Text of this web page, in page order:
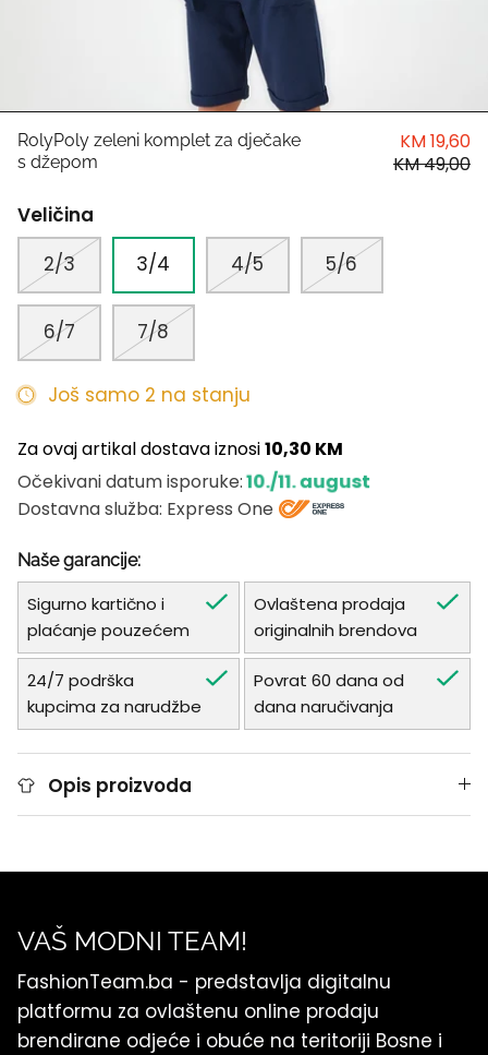
LIU JO
Harvard
RolyPoly zeleni komplet za dječake
s džepom
KM 19,60
KM 49,00
Veličina
2/3
3/4 4/5 5/6
6/7 7/8
Još samo 2 na stanju
Za ovaj artikal dostava iznosi10,30 KM
Očekivani datum isporuke: 10./11. august
Dostavna služba: Express One
Naše garancije:
Sigurno kartično i
plaćanje pouzećem
Ovlaštena prodaja
originalnih brendova
24/7 podrška
kupcima za narudžbe
Povrat 60 dana od
dana naručivanja
Opis proizvoda
VAŠ MODNI TEAM!
FashionTeam.ba - predstavlja digitalnu
platformu za ovlaštenu online prodaju
brendirane odjeće i obuće na teritoriji Bosne i